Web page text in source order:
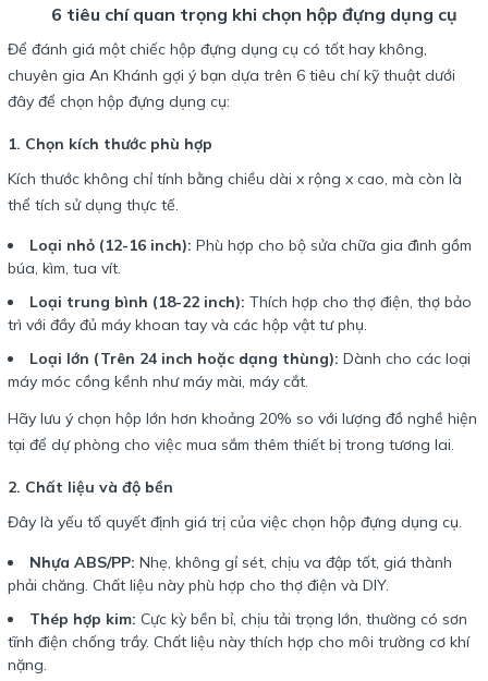
6 tiêu chí quan trọng khi chọn hộp đựng dụng cụ
Để đánh giá một chiếc hộp đựng dụng cụ có tốt hay không,
chuyên gia An Khánh gợi ý bạn dựa trên 6 tiêu chí kỹ thuật dưới
đây để chọn hộp đựng dụng cụ:
1. Chọn kích thước phù hợp
Kích thước không chỉ tính bằng chiều dài x rộng x cao, mà còn là
thể tích sử dụng thực tế.
Loại nhỏ (12-16 inch): Phù hợp cho bộ sửa chữa gia đình gồm
búa, kìm, tua vít.
Loại trung bình (18-22 inch): Thích hợp cho thợ điện, thợ bảo
trì với đầy đủ máy khoan tay và các hộp vật tư phụ.
Loại lớn (Trên 24 inch hoặc dạng thùng): Dành cho các loại
máy móc cồng kềnh như máy mài, máy cắt.
Hãy lưu ý chọn hộp lớn hơn khoảng 20% so với lượng đồ nghề hiện
tại để dự phòng cho việc mua sắm thêm thiết bị trong tương lai.
2. Chất liệu và độ bền
Đây là yếu tố quyết định giá trị của việc chọn hộp đựng dụng cụ.
Nhựa ABS/PP: Nhẹ, không gỉ sét, chịu va đập tốt, giá thành
phải chăng. Chất liệu này phù hợp cho thợ điện và DIY.
Thép hợp kim: Cực kỳ bền bỉ, chịu tải trọng lớn, thường có sơn
tĩnh điện chống trầy. Chất liệu này thích hợp cho môi trường cơ khí
nặng.